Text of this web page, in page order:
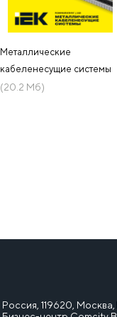
Металлические
кабеленесущие системы
(20.2 Мб)
Россия, 119620,